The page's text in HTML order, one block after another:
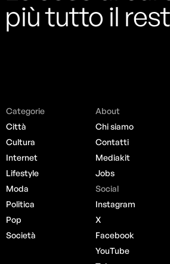
più tutto il
Categorie
Città
Cultura
Internet
Lifestyle
Moda
Politica
Pop
Società
About
Chi siamo
Contatti
Mediakit
Jobs
Social
Instagram
X
Facebook
YouTube